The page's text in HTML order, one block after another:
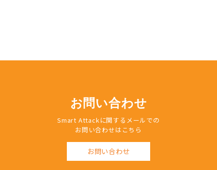
お問い合わせ
Smart Attackに関するメールでの
お問い合わせはこちら
お問い合わせ